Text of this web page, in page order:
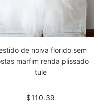
de noiva florido sem
marfim renda plissado
tule
$110.39